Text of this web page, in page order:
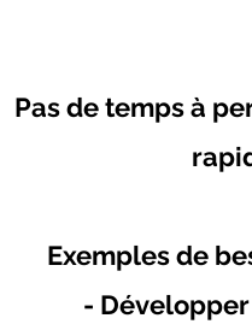
Pas de temps à
Exemples de
-